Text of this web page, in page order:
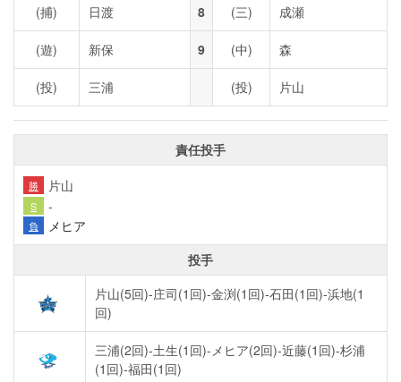
(捕) 日渡 8 (三) 成瀬
(遊) 新保 9 (中) 森
(投) 三浦 (投) 片山
責任投手
勝 片山
S -
負
メヒア
投手
片山(5回)-庄司(1回)-金渕(1回)-石田(1回)-浜地(1
回)
三浦(2回)-土生(1回)-メヒア(2回)-近藤(1回)-杉浦
(1回)-福田(1回)